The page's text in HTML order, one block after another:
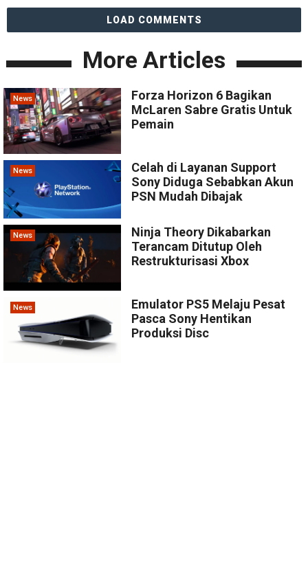
LOAD COMMENTS
More Articles
News
Forza Horizon 6 Bagikan
McLaren Sabre Gratis Untuk
Pemain
News
Celah di Layanan Support
Sony Diduga Sebabkan Akun
PSN Mudah Dibajak
News
Ninja Theory Dikabarkan
Terancam Ditutup Oleh
Restrukturisasi Xbox
News
Emulator PS5 Melaju Pesat
Pasca Sony Hentikan
Produksi Disc